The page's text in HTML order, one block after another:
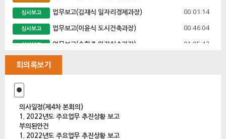
심사보고 업무보고(김재식 일자리경제과장) 00:01:14
심사보고 업무보고(이윤식 도시건축과장) 00:46:04
심사보고 업무보고(손학준 안전치수과장) 01:05:42
심사보고
업무보고(공정현 농업기술센터소장)
심사보고
회의록보기
●
의사일정(제4차 본회의)
1. 2022년도 주요업무 추진상황 보고
부의된안건
1. 2022년도 주요업무 추진상황 보고